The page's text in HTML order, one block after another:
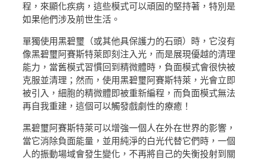
程，來顯化疾病，這些模式可以頑固的堅持著，特別是
如果他們涉及前世生活。
單獨使用黑碧璽（或其他具保護力的石頭）時，它沒有
像黑碧璽阿賽斯特萊即刻注入光，而是展現優越的清理
能力，當舊模式習慣回到精微體時，負面模式會很快被
克服並清理；然而，使用黑碧璽阿賽斯特萊，光會立即
被引入，細胞的精微體即被重新編程，而負面模式無法
再自我重建，這個可以觸發戲劇性的療癒！
黑碧璽阿賽斯特萊可以增強一個人在外在世界的影響，
當它消除負面能量，並用純淨的白光代替它們時，一個
人的振動場域會發生變化，不再將自己的失衡投射到關